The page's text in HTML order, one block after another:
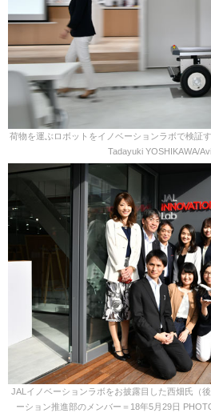
荷物を運ぶロボットをイノベーションラボで検証
Tadayuki YOSHIKAWA/
JALイノベーションラボをお披露目した西畑氏（
ーション推進部のメンバー＝18年5月29日